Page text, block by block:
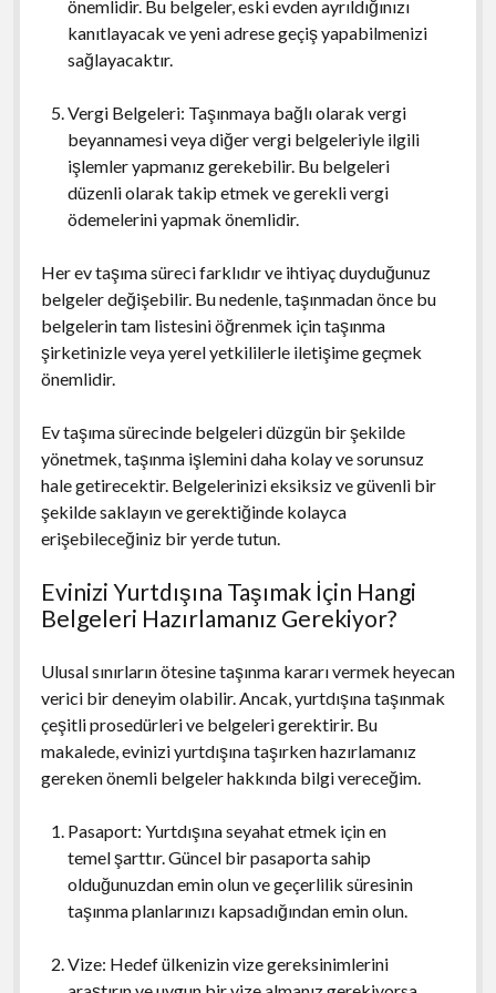
önemlidir. Bu belgeler, eski evden ayrıldığınızı
kanıtlayacak ve yeni adrese geçiş yapabilmenizi
sağlayacaktır.
Vergi Belgeleri: Taşınmaya bağlı olarak vergi
beyannamesi veya diğer vergi belgeleriyle ilgili
işlemler yapmanız gerekebilir. Bu belgeleri
düzenli olarak takip etmek ve gerekli vergi
ödemelerini yapmak önemlidir.
Her ev taşıma süreci farklıdır ve ihtiyaç duyduğunuz
belgeler değişebilir. Bu nedenle, taşınmadan önce bu
belgelerin tam listesini öğrenmek için taşınma
şirketinizle veya yerel yetkililerle iletişime geçmek
önemlidir.
Ev taşıma sürecinde belgeleri düzgün bir şekilde
yönetmek, taşınma işlemini daha kolay ve sorunsuz
hale getirecektir. Belgelerinizi eksiksiz ve güvenli bir
şekilde saklayın ve gerektiğinde kolayca
erişebileceğiniz bir yerde tutun.
Evinizi Yurtdışına Taşımak İçin Hangi
Belgeleri Hazırlamanız Gerekiyor?
Ulusal sınırların ötesine taşınma kararı vermek heyecan
verici bir deneyim olabilir. Ancak, yurtdışına taşınmak
çeşitli prosedürleri ve belgeleri gerektirir. Bu
makalede, evinizi yurtdışına taşırken hazırlamanız
gereken önemli belgeler hakkında bilgi vereceğim.
Pasaport: Yurtdışına seyahat etmek için en
temel şarttır. Güncel bir pasaporta sahip
olduğunuzdan emin olun ve geçerlilik süresinin
taşınma planlarınızı kapsadığından emin olun.
Vize: Hedef ülkenizin vize gereksinimlerini